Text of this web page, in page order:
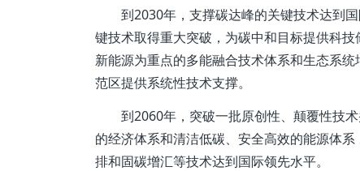
到2030年，支撑碳达峰的关键技术达到国
键技术取得重大突破，为碳中和目标提供科
新能源为重点的多能融合技术体系和生态系
范区提供系统性技术支撑。
到2060年，突破一批原创性、颠覆性技术
的经济体系和清洁低碳、安全高效的能源体
排和固碳增汇等技术达到国际领先水平。